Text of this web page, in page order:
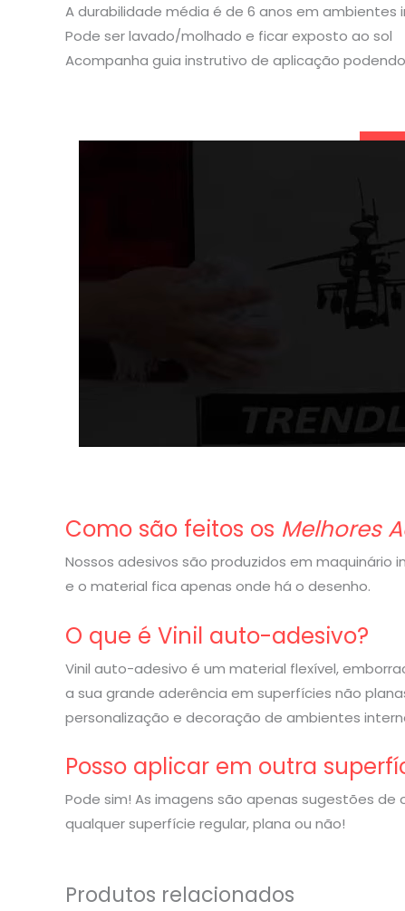
A durabilidade média é de 6 anos em
Pode ser lavado/molhado e ficar exposto ao sol
Acompanha guia instrutivo de aplicação
Como são feitos os Melhores
Nossos adesivos são produzidos em maquinário
e o material fica apenas onde há o desenho.
O que é Vinil auto-adesivo?
Vinil auto-adesivo é um material flexível,
a sua grande aderência em superfícies não
personalização e decoração de ambientes
Posso aplicar em outra
Pode sim! As imagens são apenas sugestões
qualquer superfície regular, plana ou não!
Produtos relacionados